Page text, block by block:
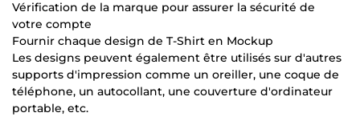
Vérification de la marque pour assurer la sécurité de
votre compte
Fournir chaque design de T-Shirt en Mockup
Les designs peuvent également être utilisés sur d'autres
supports d'impression comme un oreiller, une coque de
téléphone, un autocollant, une couverture d'ordinateur
portable, etc.